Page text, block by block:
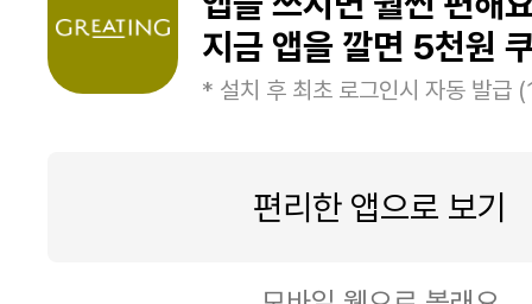
지금 앱을 깔면 5천원
* 설치 후 최초 로그인시 자동 발급
편리한 앱으로 보기